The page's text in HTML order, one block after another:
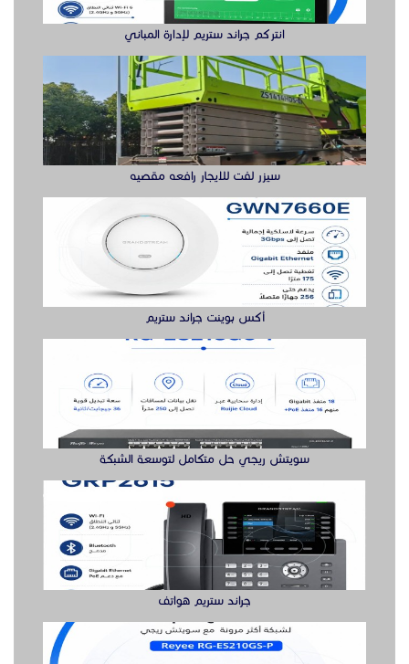
أكس بوينت جراند ستريم
سويتش ريجي حل متكامل لتوسعة الشبكة
جراند ستريم هواتف
سويتش ريجي لشبكة أكثر مرونة هنا